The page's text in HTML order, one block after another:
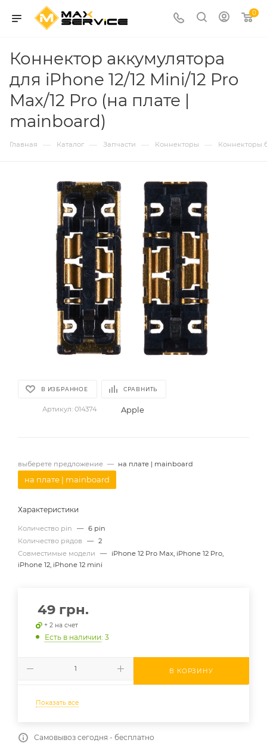
0
Коннектор аккумулятора
для iPhone 12/12 Mini/12 Pro
Max/12 Pro (на плате |
mainboard)
Главная — Каталог — Запчасти — Коннекторы — Коннекторы
В ИЗБРАННОЕ СРАВНИТЬ
Артикул: 014374 Apple
выберете предложение — на плате | mainboard
на плате | mainboard
Характеристики
Количество pin — 6 pin
Количество рядов
— 2
Совместимые модели
—
iPhone 12 Pro Max, iPhone 12 Pro,
iPhone 12, iPhone 12 mini
49 грн.
+ 2 на счет
Есть в наличии: 3
В КОРЗИНУ
Показать все
Самовывоз сегодня - бесплатно